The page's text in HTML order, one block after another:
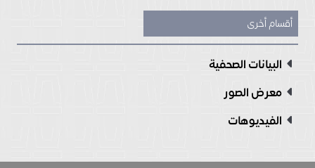
أقسام أخرى
البيانات الصحفية
معرض الصور
الفيديوهات